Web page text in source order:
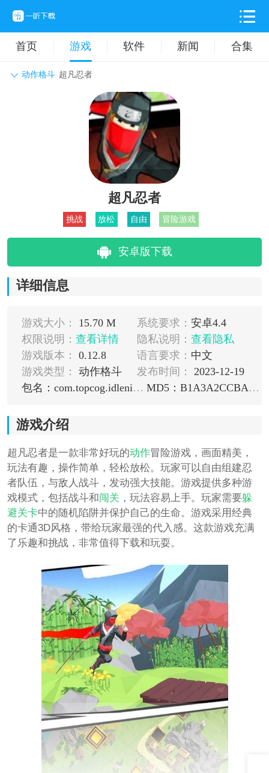
首页 游戏 软件 新闻 合集
动作格斗 超凡忍者
动作格斗 休闲益智
卡牌对战 音乐舞蹈
挂机养成
超凡忍者
挑战 放松 自由 冒险游戏
安卓版下载
详细信息
游戏大小： 15.70 M 系统要求： 安卓4.4
权限说明： 查看详情 隐私说明： 查看隐私
游戏版本：
0.12.8 语言要求： 中文
游戏类型：
动作格斗 发布时间：
2023-12-19
包名：com.topcog.idleninjaprime
MD5：B1A3A2CCBA6317F1FCB41069B096A461
游戏介绍
超凡忍者是一款非常好玩的动作冒险游戏，画面精美，
玩法有趣，操作简单，轻松放松。玩家可以自由组建忍
者队伍，与敌人战斗，发动强大技能。游戏提供多种游
戏模式，包括战斗和闯关 ，玩法容易上手。玩家需要躲
避关卡中的随机陷阱并保护自己的生命。游戏采用经典
的卡通3D风格，带给玩家最强的代入感。这款游戏充满
了乐趣和挑战，非常值得下载和玩耍。